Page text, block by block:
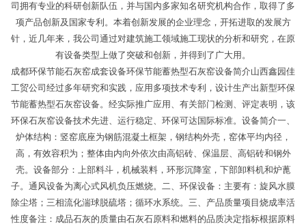
司拥有专业的科研创新队伍，并与国内多家知名研究机构合作，取得了多
项产品创新及国家专利。本着创新发展的企业理念，开拓进取的发展方
针，近几年来，我公司通过对建筑施工领域施工现状的分析和研究，在原
有设备类型上做了突破和创新，并得到了广大用。
成都环保节能石灰窑成套设备环保节能蓄热型石灰窑设备简介山西鑫园佳
工贸公司经过多年研究和实践，应用多项技术专利，设计生产出新型环保
节能蓄热型石灰窑设备。经实际推广应用、有关部门检测、评定表明，该
环保石灰窑设备技术先进、运行稳定、环保可达国际标准。设备简介一、
炉体结构：竖窑底座为钢筋混凝土框架，钢结构外壳，窑体平均内径，
高，有效容积为；整体由内向外依次由高铝砖、保温层、高铝砖和钢外
壳。设备部分：上部料斗，机械装料，环形沉降室，下部卸料机和炉蓖
子。通风设备为离心式风机负压燃烧。二、环保设备：主要有：旋风水膜
除尘塔；三相流化湍球脱硫塔；循环水系统。三、产品质量项目烧成率活
性度备注：成品石灰的质量由石灰石原料和燃料的品质决定指标根据原料